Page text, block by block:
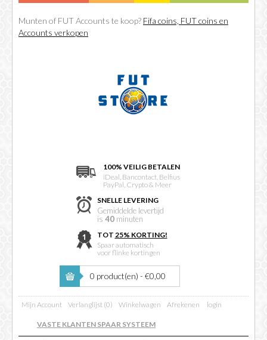
Munten of FUT Accounts te koop? Fifa coins, FUT coins en
Accounts verkopen
100% VEILIG BETALEN
iDeal, Bancontact, Belfius
PayPal, Crypto & Meer
SNELLE LEVERING
Gemiddelde levertijd
is 40minuten
TOT 25% KORTING!
Spaar automatisch
voor flinke kortingen
0 product(en) - €0,00
Mijn Account Verlanglijst (0) Winkelwagen Afrekenen login
VASTE KLANTEN SPAAR SYSTEEM